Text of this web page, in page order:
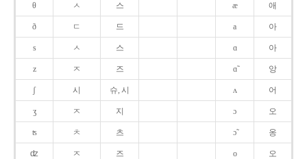
θ ㅅ 스 æ 애
ð ㄷ 드 a 아
s ㅅ 스 ɑ 아
z ㅈ 즈 ɑ̃ 앙
ʃ 시 슈, 시 ʌ 어
ʒ ㅈ 지 ɔ 오
ʦ ㅊ 츠 ɔ̃ 옹
ʣ ㅈ 즈 o 오